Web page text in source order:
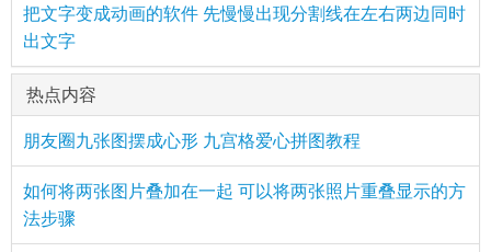
把文字变成动画的软件 先慢慢出现分割线在左右两边同时
出文字
热点内容
朋友圈九张图摆成心形 九宫格爱心拼图教程
如何将两张图片叠加在一起 可以将两张照片重叠显示的方
法步骤